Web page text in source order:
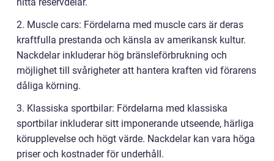
hitta reservdelar.
2. Muscle cars: Fördelarna med muscle cars är deras
kraftfulla prestanda och känsla av amerikansk kultur.
Nackdelar inkluderar hög bränsleförbrukning och
möjlighet till svårigheter att hantera kraften vid förarens
dåliga körning.
3. Klassiska sportbilar: Fördelarna med klassiska
sportbilar inkluderar sitt imponerande utseende, härliga
körupplevelse och högt värde. Nackdelar kan vara höga
priser och kostnader för underhåll.